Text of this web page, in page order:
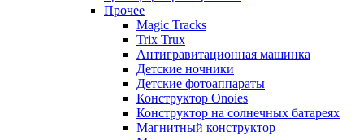
Прочее
Magic Tracks
Trix Trux
Антигравитационная машинка
Детские ночники
Детские фотоаппараты
Конструктор Onoies
Конструктор на солнечных батареях
Магнитный конструктор